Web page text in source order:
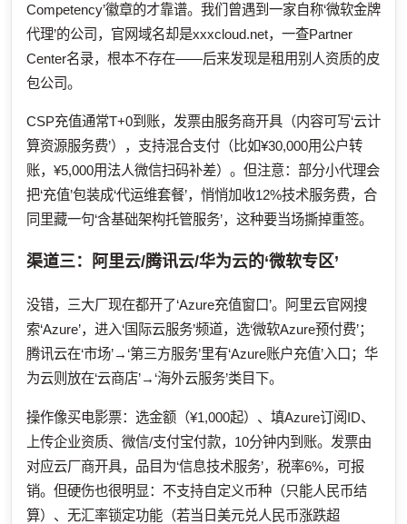
Competency’徽章的才靠谱。我们曾遇到一家自称‘微软金牌
代理’的公司，官网域名却是xxxcloud.net，一查Partner
Center名录，根本不存在——后来发现是租用别人资质的皮
包公司。
CSP充值通常T+0到账，发票由服务商开具（内容可写‘云计
算资源服务费’），支持混合支付（比如¥30,000用公户转
账，¥5,000用法人微信扫码补差）。但注意：部分小代理会
把‘充值’包装成‘代运维套餐’，悄悄加收12%技术服务费，合
同里藏一句‘含基础架构托管服务’，这种要当场撕掉重签。
渠道三：阿里云/腾讯云/华为云的‘微软专区’
没错，三大厂现在都开了‘Azure充值窗口’。阿里云官网搜
索‘Azure’，进入‘国际云服务’频道，选‘微软Azure预付费’；
腾讯云在‘市场’→‘第三方服务’里有‘Azure账户充值’入口；华
为云则放在‘云商店’→‘海外云服务’类目下。
操作像买电影票：选金额（¥1,000起）、填Azure订阅ID、
上传企业资质、微信/支付宝付款，10分钟内到账。发票由
对应云厂商开具，品目为‘信息技术服务’，税率6%，可报
销。但硬伤也很明显：不支持自定义币种（只能人民币结
算）、无汇率锁定功能（若当日美元兑人民币涨跌超